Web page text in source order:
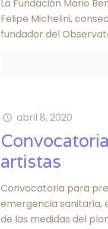
La Fundación Mario
Felipe Michelini,
fundador del
abril 8, 2020
artistas
Convocatoria para
emergencia sanitaria,
de las medidas del